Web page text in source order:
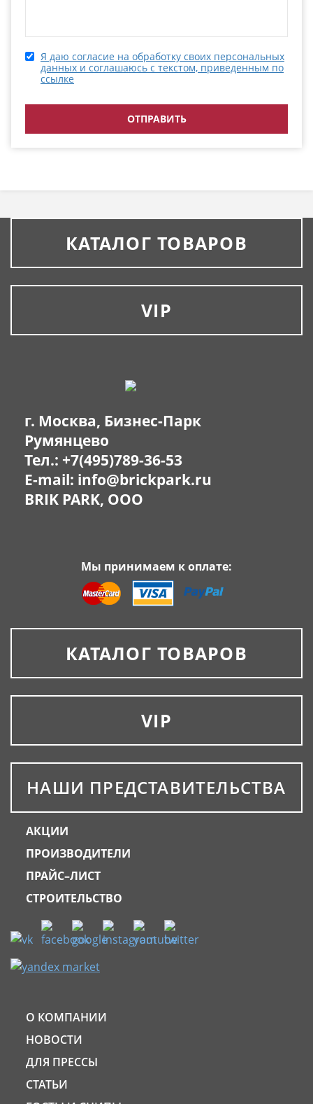
Я даю согласие на обработку своих персональных
данных и соглашаюсь с текстом, приведенным по
ссылке
КАТАЛОГ ТОВАРОВ
VIP
г. Москва, Бизнес-Парк
Румянцево
Тел.: +7(495)789-36-53
E-mail: info@brickpark.ru
BRIK PARK, OOO
Мы принимаем к оплате:
КАТАЛОГ ТОВАРОВ
VIP
НАШИ ПРЕДСТАВИТЕЛЬСТВА
АКЦИИ
ПРОИЗВОДИТЕЛИ
ПРАЙС–ЛИСТ
СТРОИТЕЛЬСТВО
О КОМПАНИИ
НОВОСТИ
ДЛЯ ПРЕССЫ
СТАТЬИ